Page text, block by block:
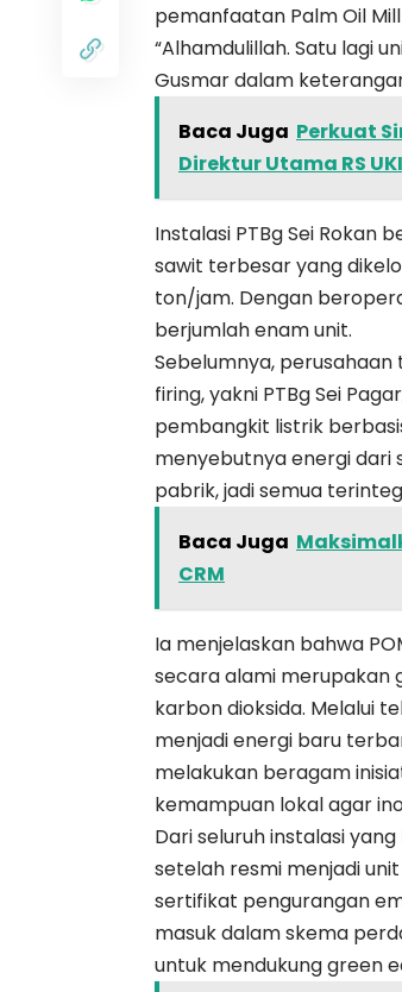
pemanfaatan Palm Oil
“Alhamdulillah. Satu lagi
Gusmar dalam
Baca Juga Perkuat
Direktur Utama RS
Instalasi PTBg Sei Rokan
sawit terbesar yang
ton/jam. Dengan
berjumlah enam unit.
Sebelumnya,
firing, yakni PTBg Sei
pembangkit listrik
menyebutnya energi dari
pabrik, jadi semua
Baca Juga
CRM
Ia menjelaskan bahwa
secara alami merupakan
karbon dioksida. Melalui
menjadi energi baru
melakukan beragam
kemampuan lokal agar
Dari seluruh instalasi
setelah resmi menjadi
sertifikat pengurangan
masuk dalam skema
untuk mendukung green